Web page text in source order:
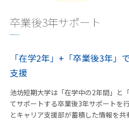
卒業後3年サポート
「在学2年」+「卒業後3年」
支援
池坊短期大学は「在学中の2年間」と
てサポートする卒業後3年サポートを
とキャリア支援部が蓄積した情報を共